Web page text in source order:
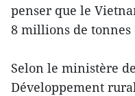
penser que le
8 millions de tonnes
Selon le ministère
Développement